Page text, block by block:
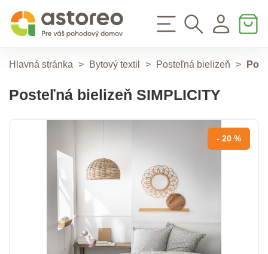
Hlavná stránka > Bytový textil > Posteľná bielizeň >
Posteľná bielizeň SIMPLICITY
- 20 %